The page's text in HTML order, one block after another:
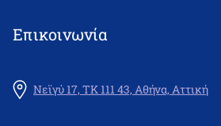
Επικοινωνία
Νεϊγύ 17, ΤΚ 111 43, Αθήνα, Αττική